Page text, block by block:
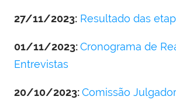
27/11/2023: Resultado das
01/11/2023:Cronograma de
Entrevistas
20/10/2023:Comissão